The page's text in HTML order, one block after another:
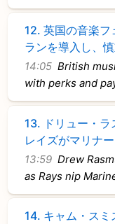
12.英国の音楽フ
ランを導入し、
14:05 British
with perks and
13. ドリュー・
レイズがマリナ
13:59 Drew
as Rays nip
14. キャム・ス